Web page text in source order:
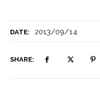
DATE: 2013/09/14
SHARE: